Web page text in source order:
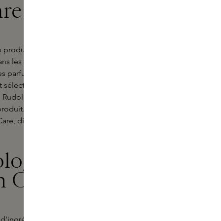
chez Skins
Rudolph Care. Cette
les soins certifiés biologiques et
parfums. Rudolph Care garantit
et efficaces. Fondée
Care s'attache à offrir une
Découvrez le produit parfait
disponible exclusivement chez
et